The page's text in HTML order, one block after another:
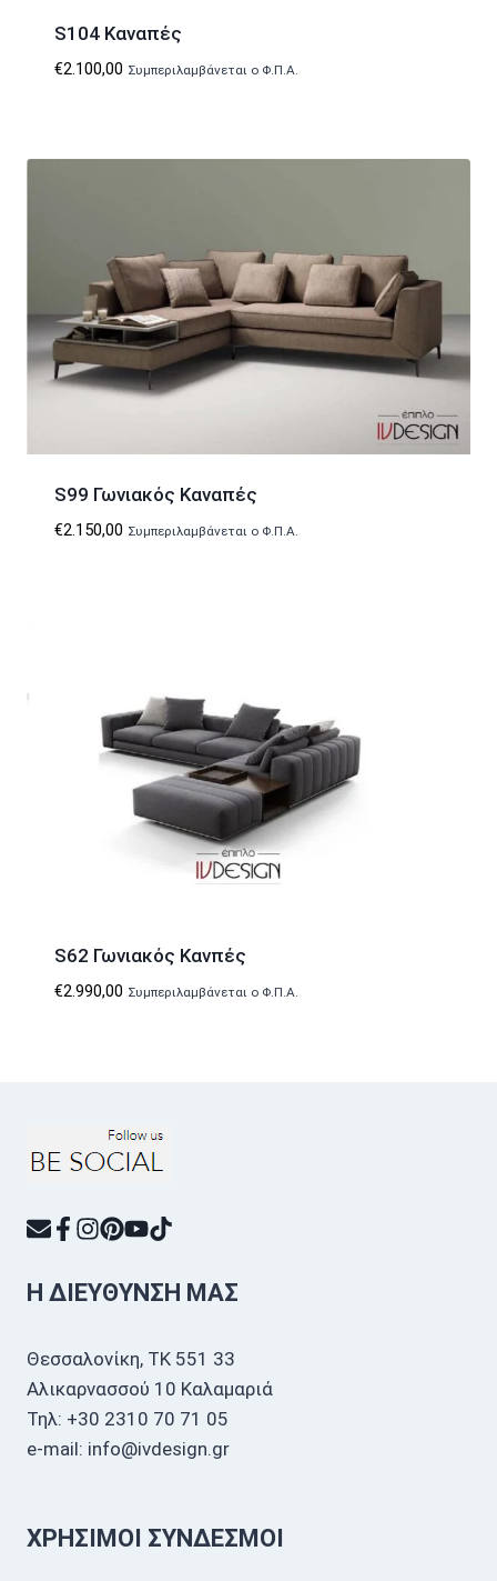
S104 Καναπές
€2.100,00 Συμπεριλαμβάνεται ο Φ.Π.Α.
S99 Γωνιακός Καναπές
€2.150,00 Συμπεριλαμβάνεται ο Φ.Π.Α.
S62 Γωνιακός Κανπές
€2.990,00 Συμπεριλαμβάνεται ο Φ.Π.Α.
Η ΔΙΕΎΘΥΝΣΗ ΜΑΣ
Θεσσαλονίκη, ΤΚ 551 33
Αλικαρνασσού 10 Καλαμαριά
Τηλ: +30 2310 70 71 05
e-mail: info@ivdesign.gr
ΧΡΉΣΙΜΟΙ ΣΎΝΔΕΣΜΟΙ